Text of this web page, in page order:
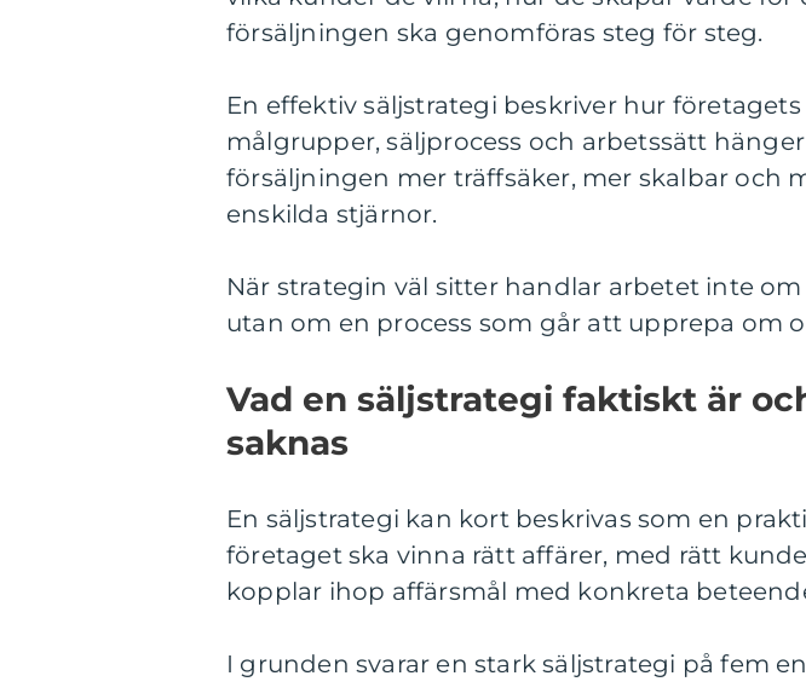
försäljningen ska genomföras steg för steg.
En effektiv säljstrategi beskriver hur
målgrupper, säljprocess och arbetssätt
försäljningen mer träffsäker, mer skalbar och
enskilda stjärnor.
När strategin väl sitter handlar arbetet inte
utan om en process som går att upprepa om
Vad en säljstrategi faktiskt är
saknas
En säljstrategi kan kort beskrivas som en
företaget ska vinna rätt affärer, med rätt
kopplar ihop affärsmål med konkreta
I grunden svarar en stark säljstrategi på fem